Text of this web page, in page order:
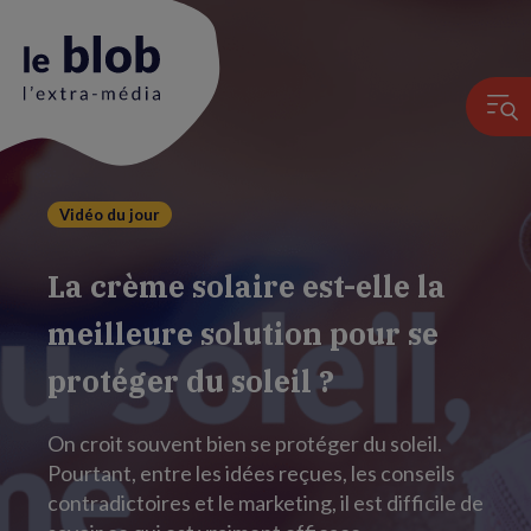
AnimationVidéo du jour
La crème solaire est-elle la
meilleure solution pour se
protéger du soleil ?
On croit souvent bien se protéger du soleil.
Pourtant, entre les idées reçues, les conseils
contradictoires et le marketing, il est difficile de